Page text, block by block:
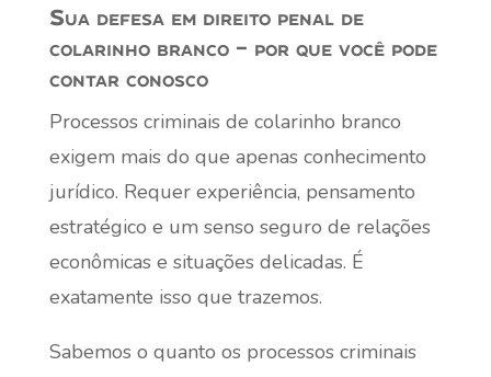
Sua defesa em direito penal de
colarinho branco – por que você pode
contar conosco
Processos criminais de colarinho branco
exigem mais do que apenas conhecimento
jurídico. Requer experiência, pensamento
estratégico e um senso seguro de relações
econômicas e situações delicadas. É
exatamente isso que trazemos.
Sabemos o quanto os processos criminais